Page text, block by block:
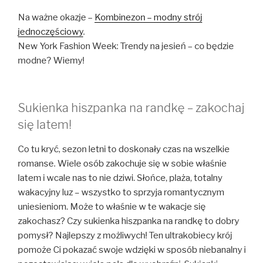
Na ważne okazje – Kombinezon – modny strój
jednoczęściowy.
New York Fashion Week: Trendy na jesień – co będzie
modne? Wiemy!
Sukienka hiszpanka na randkę – zakochaj
się latem!
Co tu kryć, sezon letni to doskonały czas na wszelkie
romanse. Wiele osób zakochuje się w sobie właśnie
latem i wcale nas to nie dziwi. Słońce, plaża, totalny
wakacyjny luz – wszystko to sprzyja romantycznym
uniesieniom. Może to właśnie w te wakacje się
zakochasz? Czy sukienka hiszpanka na randkę to dobry
pomysł? Najlepszy z możliwych! Ten ultrakobiecy krój
pomoże Ci pokazać swoje wdzięki w sposób niebanalny i